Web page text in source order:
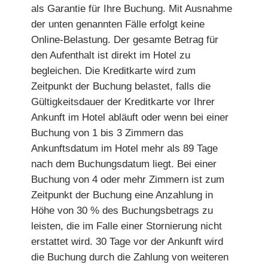
als Garantie für Ihre Buchung. Mit Ausnahme
der unten genannten Fälle erfolgt keine
Online-Belastung. Der gesamte Betrag für
den Aufenthalt ist direkt im Hotel zu
begleichen. Die Kreditkarte wird zum
Zeitpunkt der Buchung belastet, falls die
Gültigkeitsdauer der Kreditkarte vor Ihrer
Ankunft im Hotel abläuft oder wenn bei einer
Buchung von 1 bis 3 Zimmern das
Ankunftsdatum im Hotel mehr als 89 Tage
nach dem Buchungsdatum liegt. Bei einer
Buchung von 4 oder mehr Zimmern ist zum
Zeitpunkt der Buchung eine Anzahlung in
Höhe von 30 % des Buchungsbetrags zu
leisten, die im Falle einer Stornierung nicht
erstattet wird. 30 Tage vor der Ankunft wird
die Buchung durch die Zahlung von weiteren
Einen Geschenkgutschein nehmen
Name